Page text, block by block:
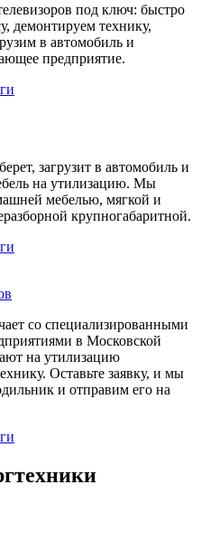
под ключ: быстро
демонтируем технику,
в автомобиль и
предприятие.
загрузит в автомобиль и
на утилизацию. Мы
мебелью, мягкой и
крупногабаритной.
со специализированными
в Московской
на утилизацию
Оставьте заявку, и мы
и отправим его на